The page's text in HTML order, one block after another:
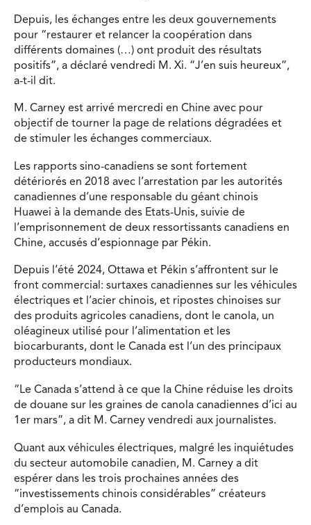
Depuis, les échanges entre les deux gouvernements
pour “restaurer et relancer la coopération dans
différents domaines (…) ont produit des résultats
positifs”, a déclaré vendredi M. Xi. “J’en suis heureux”,
a-t-il dit.
M. Carney est arrivé mercredi en Chine avec pour
objectif de tourner la page de relations dégradées et
de stimuler les échanges commerciaux.
Les rapports sino-canadiens se sont fortement
détériorés en 2018 avec l’arrestation par les autorités
canadiennes d’une responsable du géant chinois
Huawei à la demande des Etats-Unis, suivie de
l’emprisonnement de deux ressortissants canadiens en
Chine, accusés d’espionnage par Pékin.
Depuis l’été 2024, Ottawa et Pékin s’affrontent sur le
front commercial: surtaxes canadiennes sur les véhicules
électriques et l’acier chinois, et ripostes chinoises sur
des produits agricoles canadiens, dont le canola, un
oléagineux utilisé pour l’alimentation et les
biocarburants, dont le Canada est l’un des principaux
producteurs mondiaux.
“Le Canada s’attend à ce que la Chine réduise les droits
de douane sur les graines de canola canadiennes d’ici au
1er mars”, a dit M. Carney vendredi aux journalistes.
Quant aux véhicules électriques, malgré les inquiétudes
du secteur automobile canadien, M. Carney a dit
espérer dans les trois prochaines années des
“investissements chinois considérables” créateurs
d’emplois au Canada.